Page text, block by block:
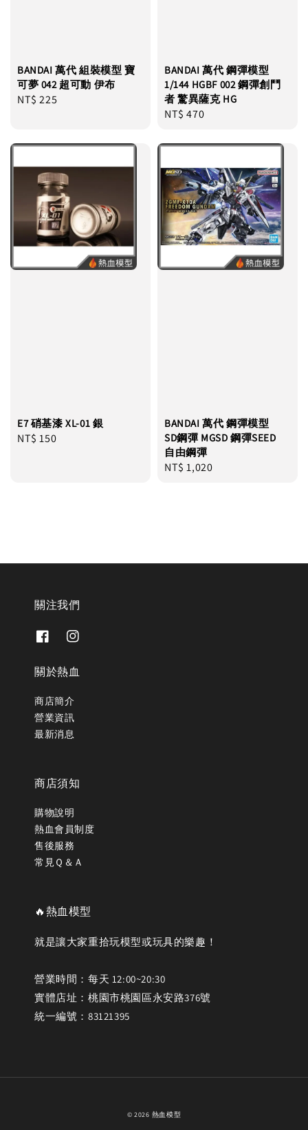
BANDAI 萬代 組裝模型 寶
可夢 042 超可動 伊布
Regular
NT$ 225
BANDAI 萬代 鋼彈模型
1/144 HGBF 002 鋼彈創鬥
者 驚異薩克 HG
Regular
NT$ 470
E7 硝基漆 XL-01 銀
Regular
NT$ 150
BANDAI 萬代 鋼彈模型
SD鋼彈 MGSD 鋼彈SEED
自由鋼彈
Regular
NT$ 1,020
關注我們
關於熱血
商店簡介
營業資訊
最新消息
商店須知
購物說明
熱血會員制度
售後服務
常見Ｑ＆Ａ
🔥熱血模型
就是讓大家重拾玩模型或玩具的樂趣！
營業時間：每天 12:00~20:30
實體店址：桃園市桃園區永安路376號
統一編號：83121395
© 2026 熱血模型